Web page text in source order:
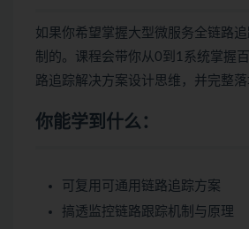
如果你希望掌握大型微服务全链路
制的。课程会带你从0到1系统掌握
路追踪解决方案设计思维，并完整
你能学到什么：
可复用可通用链路追踪方案
搞透监控链路跟踪机制与原理